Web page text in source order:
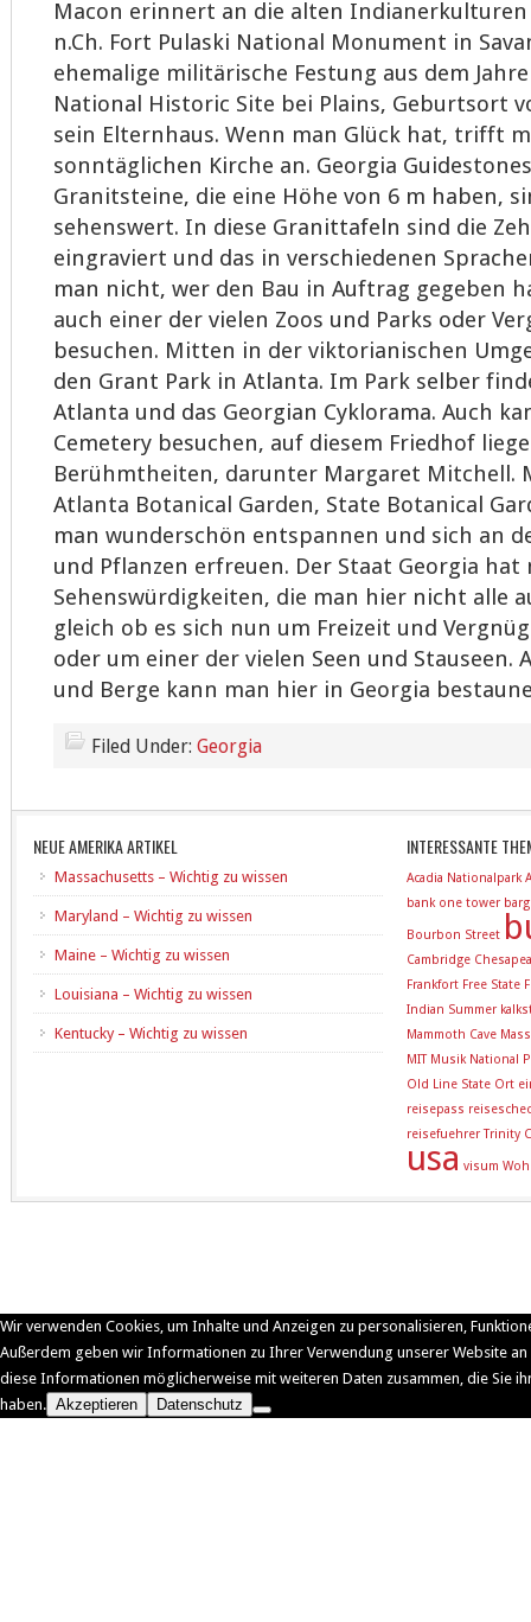
Macon erinnert an die alten Indianerkulturen
n.Ch. Fort Pulaski National Monument in
ehemalige militärische Festung aus dem
National Historic Site bei Plains, Geburtsort
sein Elternhaus. Wenn man Glück hat, trifft
sonntäglichen Kirche an. Georgia
Granitsteine, die eine Höhe von 6 m haben,
sehenswert. In diese Granittafeln sind die
eingraviert und das in verschiedenen
man nicht, wer den Bau in Auftrag gegeben
auch einer der vielen Zoos und Parks oder
besuchen. Mitten in der viktorianischen
den Grant Park in Atlanta. Im Park selber
Atlanta und das Georgian Cyklorama. Auch
Cemetery besuchen, auf diesem Friedhof
Berühmtheiten, darunter Margaret Mitchell.
Atlanta Botanical Garden, State Botanical
man wunderschön entspannen und sich an
und Pflanzen erfreuen. Der Staat Georgia hat
Sehenswürdigkeiten, die man hier nicht alle
gleich ob es sich nun um Freizeit und
oder um einer der vielen Seen und Stauseen.
und Berge kann man hier in Georgia
Filed Under: Georgia
NEUE AMERIKA ARTIKEL
Massachusetts – Wichtig zu wissen
Maryland – Wichtig zu wissen
Maine – Wichtig zu wissen
Louisiana – Wichtig zu wissen
Kentucky – Wichtig zu wissen
INTERESSANTE
Acadia Nationalpark
bank one tower
Bourbon Street
Cambridge
Frankfort Free State
Indian Summer
Mammoth Cave
MIT Musik National
Old Line State Ort
reisepass
reisefuehrer Trinity
usa visum
Wir verwenden Cookies, um Inhalte und Anzeigen zu personalisieren,
Außerdem geben wir Informationen zu Ihrer Verwendung unserer Website
diese Informationen möglicherweise mit weiteren Daten zusammen, die Sie
haben. Akzeptieren Datenschutz